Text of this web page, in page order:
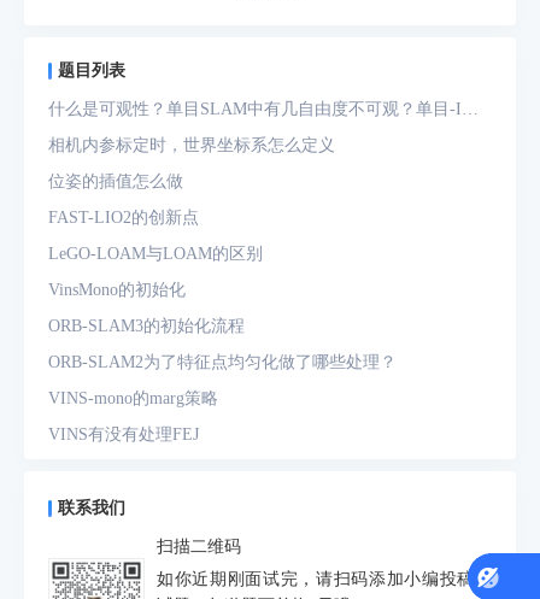
题目列表
什么是可观性？单目SLAM中有几自由度不可观？单目-IMU
系统中有几自由度不可观？
相机内参标定时，世界坐标系怎么定义
位姿的插值怎么做
FAST-LIO2的创新点
LeGO-LOAM与LOAM的区别
VinsMono的初始化
ORB-SLAM3的初始化流程
ORB-SLAM2为了特征点均匀化做了哪些处理？
VINS-mono的marg策略
VINS有没有处理FEJ
预积分中的bias如何处理
为什么要进行预积分
IMU测量方程是什么？噪声模型是什么？
联系我们
扫描二维码
如你近期刚面试完，请扫码添加小编投稿面